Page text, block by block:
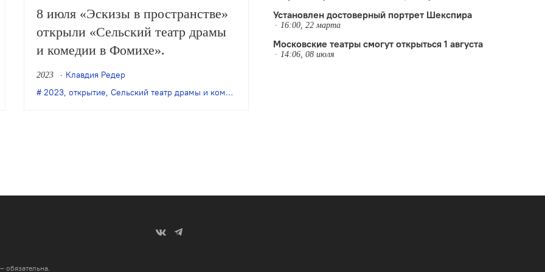
,открытие
8 июля «Эскизы в пространстве»
открыли «Сельский театр драмы
и комедии в Фомихе».
2023
Клавдия Редер
2023, открытие, Сельский театр драмы и комедии в Фомихе
Установлен достоверный портрет Шекспира
16:00, 22 марта
Московские театры смогут открыться 1 августа
14:06, 08 июля
обязательна.